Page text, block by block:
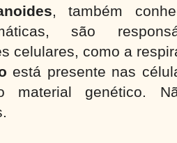
, também
são
celulares, como a
está presente nas
material genético.